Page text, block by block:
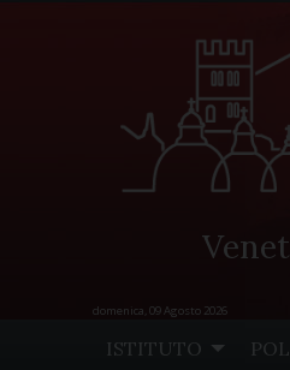
domenica, 09 Agosto 2026
ISTITUTO